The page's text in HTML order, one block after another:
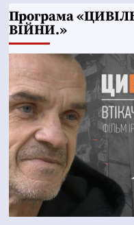
Програма
ВІЙНИ.»